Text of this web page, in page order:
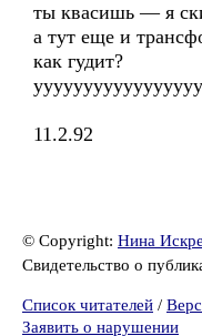
ты квасишь — я
а тут еще и
как гудит?
ууууууууууууууууу
11.2.92
© Copyright: Нина
Свидетельство о
Список читателей /
Заявить о нарушении